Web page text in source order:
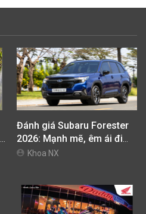
Đánh giá Subaru Forester
2026: Mạnh mẽ, êm ái đi
cùng hệ thống ADAS hoàn
Khoa NX